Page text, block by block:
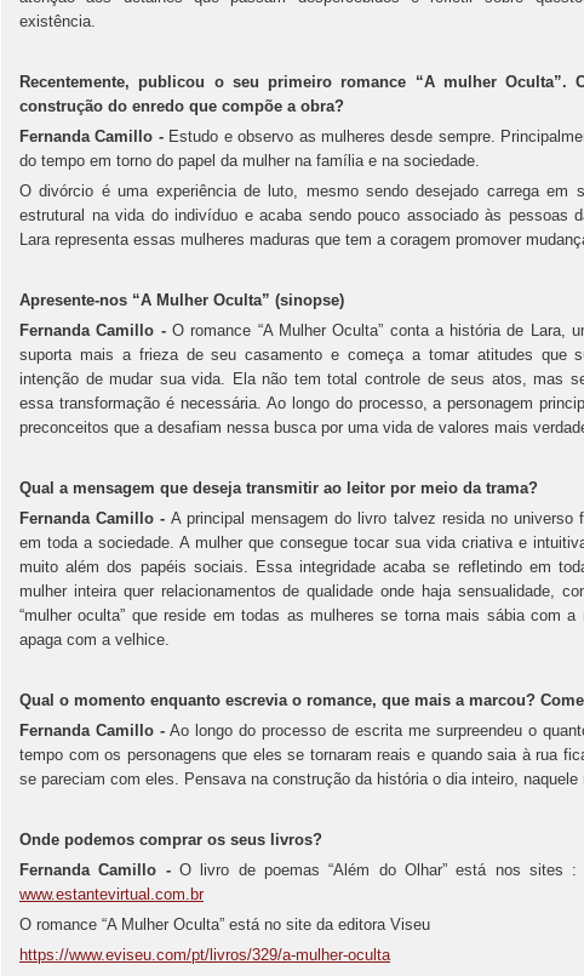
existência.
Recentemente, publicou o seu primeiro romance “A mulher Oculta”.
construção do enredo que compõe a obra?
Fernanda Camillo -Estudo e observo as mulheres desde sempre.
do tempo em torno do papel da mulher na família e na sociedade.
O divórcio é uma experiência de luto, mesmo sendo desejado carrega em
estrutural na vida do indivíduo e acaba sendo pouco associado às pessoas
Lara representa essas mulheres maduras que tem a coragem promover
Apresente-nos “A Mulher Oculta” (sinopse)
Fernanda Camillo -O romance “A Mulher Oculta” conta a história de Lara,
suporta mais a frieza de seu casamento e começa a tomar atitudes que
intenção de mudar sua vida. Ela não tem total controle de seus atos, mas
essa transformação é necessária. Ao longo do processo, a personagem
preconceitos que a desafiam nessa busca por uma vida de valores mais
Qual a mensagem que deseja transmitir ao leitor por meio da trama?
Fernanda Camillo - A principal mensagem do livro talvez resida no universo
em toda a sociedade. A mulher que consegue tocar sua vida criativa e
muito além dos papéis sociais. Essa integridade acaba se refletindo em
mulher inteira quer relacionamentos de qualidade onde haja sensualidade,
“mulher oculta” que reside em todas as mulheres se torna mais sábia com
apaga com a velhice.
Qual o momento enquanto escrevia o romance, que mais a marcou?
Fernanda Camillo - Ao longo do processo de escrita me surpreendeu o
tempo com os personagens que eles se tornaram reais e quando saia à rua
se pareciam com eles. Pensava na construção da história o dia inteiro,
Onde podemos comprar os seus livros?
Fernanda Camillo -O livro de poemas “Além do Olhar” está nos sites :
www.estantevirtual.com.br
O romance “A Mulher Oculta” está no site da editora Viseu
https://www.eviseu.com/pt/livros/329/a-mulher-oculta